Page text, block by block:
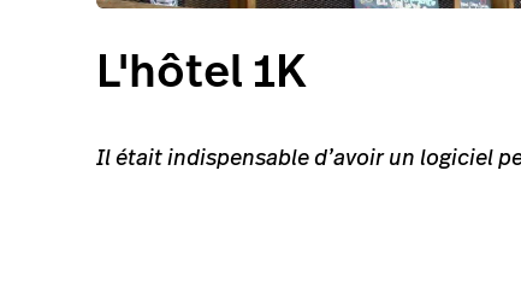
L'hôtel 1K
Il était indispensable d’avoir un logiciel